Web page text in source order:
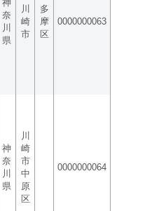
神
奈
川
県
川
崎
市
多
摩
区
0000000063
神
奈
川
県
川
崎
市
中
原
区
0000000064